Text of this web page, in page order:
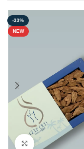
-33%
NEW
Click to enlarge